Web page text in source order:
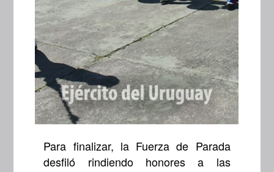
Para finalizar, la Fuerza de Parada
desfiló rindiendo honores a las